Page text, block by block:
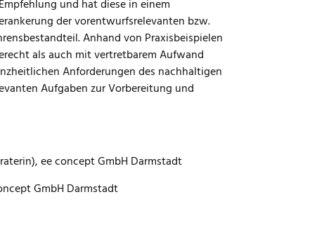
und hat diese in einem
der vorentwurfsrelevanten bzw.
Anhand von Praxisbeispielen
als auch mit vertretbarem Aufwand
Anforderungen des nachhaltigen
Aufgaben zur Vorbereitung und
ee concept GmbH Darmstadt
GmbH Darmstadt